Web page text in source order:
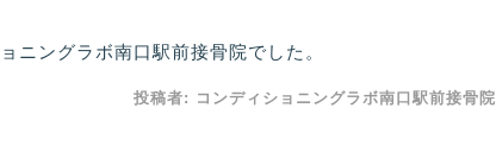
ニングラボ南口駅前接骨院でした。
投稿者: コンディショニングラボ南口駅前接骨院